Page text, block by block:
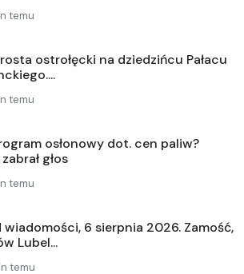
temu
ostrołęcki na dziedzińcu Pałacu
temu
osłonowy dot. cen paliw?
głos
temu
wiadomości, 6 sierpnia 2026. Zamość,
Lubel...
temu